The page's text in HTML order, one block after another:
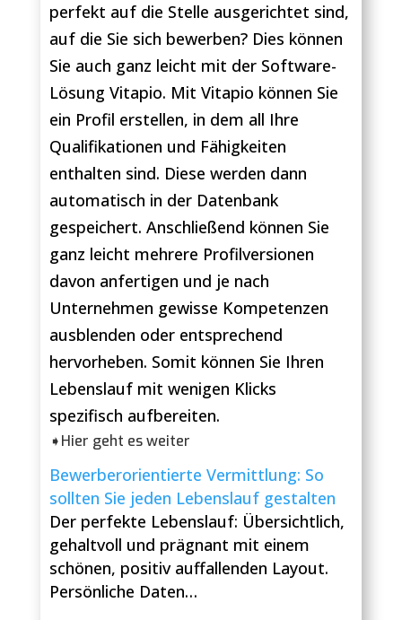
perfekt auf die Stelle ausgerichtet sind,
auf die Sie sich bewerben? Dies können
Sie auch ganz leicht mit der Software-
Lösung Vitapio. Mit Vitapio können Sie
ein Profil erstellen, in dem all Ihre
Qualifikationen und Fähigkeiten
enthalten sind. Diese werden dann
automatisch in der Datenbank
gespeichert. Anschließend können Sie
ganz leicht mehrere Profilversionen
davon anfertigen und je nach
Unternehmen gewisse Kompetenzen
ausblenden oder entsprechend
hervorheben. Somit können Sie Ihren
Lebenslauf mit wenigen Klicks
spezifisch aufbereiten.
➧Hier geht es weiter
Bewerberorientierte Vermittlung: So
sollten Sie jeden Lebenslauf gestalten
Der perfekte Lebenslauf: Übersichtlich,
gehaltvoll und prägnant mit einem
schönen, positiv auffallenden Layout.
Persönliche Daten…